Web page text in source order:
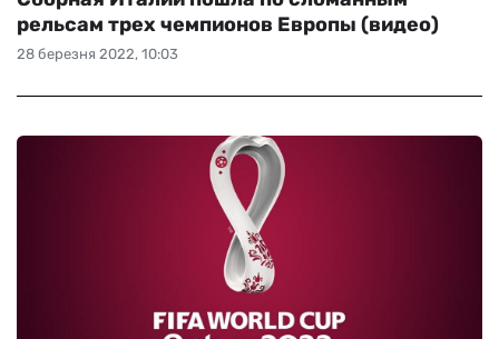
28 березня 2022, 10:03
рельсам трех чемпионов Европы (видео)